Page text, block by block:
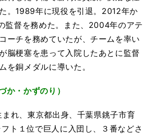
。1989年に現役を引退。2012年か
監督を務めた。また、2004年のアテ
ーチを務めていたが、チームを率い
脳梗塞を患って入院したあとに監督
を銅メダルに導いた。
か・かずのり）
れ、東京都出身、千葉県銚子市育
ト１位で巨人に入団し、３番などさ